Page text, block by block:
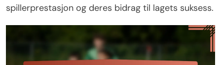
spillerprestasjon og deres bidrag til lagets suksess.